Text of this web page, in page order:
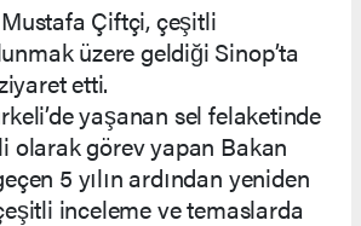
Çiftçi, çeşitli
üzere geldiği Sinop’ta
etti.
yaşanan sel felaketinde
olarak görev yapan Bakan
5 yılın ardından yeniden
inceleme ve temaslarda